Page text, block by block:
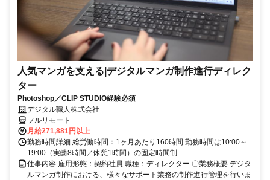
人気マンガを支える|デジタルマンガ制作進行ディレク
ター
Photoshop／CLIP STUDIO経験必須
デジタル職人株式会社
フルリモート
月給271,881円以上
勤務時間詳細 総労働時間：1ヶ月あたり160時間 勤務時間は10:00～
19:00（実働8時間／休憩1時間）の固定時間制
仕事内容 雇用形態：契約社員 職種：ディレクター 〇業務概要 デジタ
ルマンガ制作における、様々なサポート業務の制作進行管理を行いま